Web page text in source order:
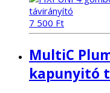
7 500 Ft
MultiC
kapunyitó